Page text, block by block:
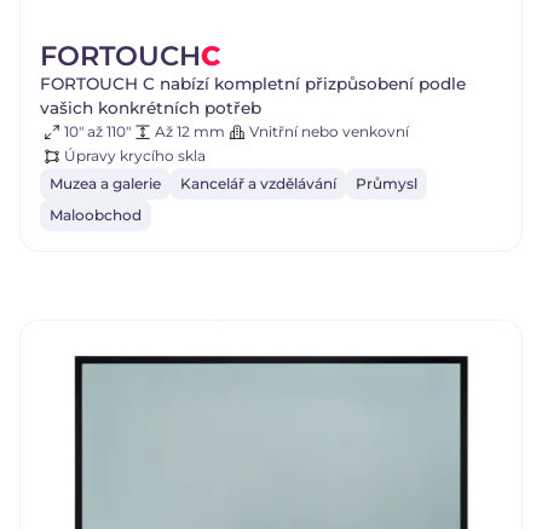
FORTOUCHC
FORTOUCH C nabízí kompletní přizpůsobení podle
vašich konkrétních potřeb
10" až 110" Až 12 mm
Vnitřní nebo venkovní
Úpravy krycího skla
Muzea a galerie
Kancelář a vzdělávání
Průmysl
Maloobchod